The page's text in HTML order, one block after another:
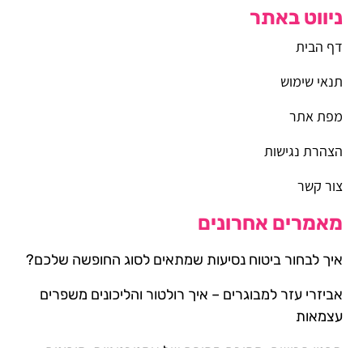
ניווט באתר
דף הבית
תנאי שימוש
מפת אתר
הצהרת נגישות
צור קשר
מאמרים אחרונים
איך לבחור ביטוח נסיעות שמתאים לסוג החופשה שלכם?
אביזרי עזר למבוגרים – איך רולטור והליכונים משפרים
עצמאות